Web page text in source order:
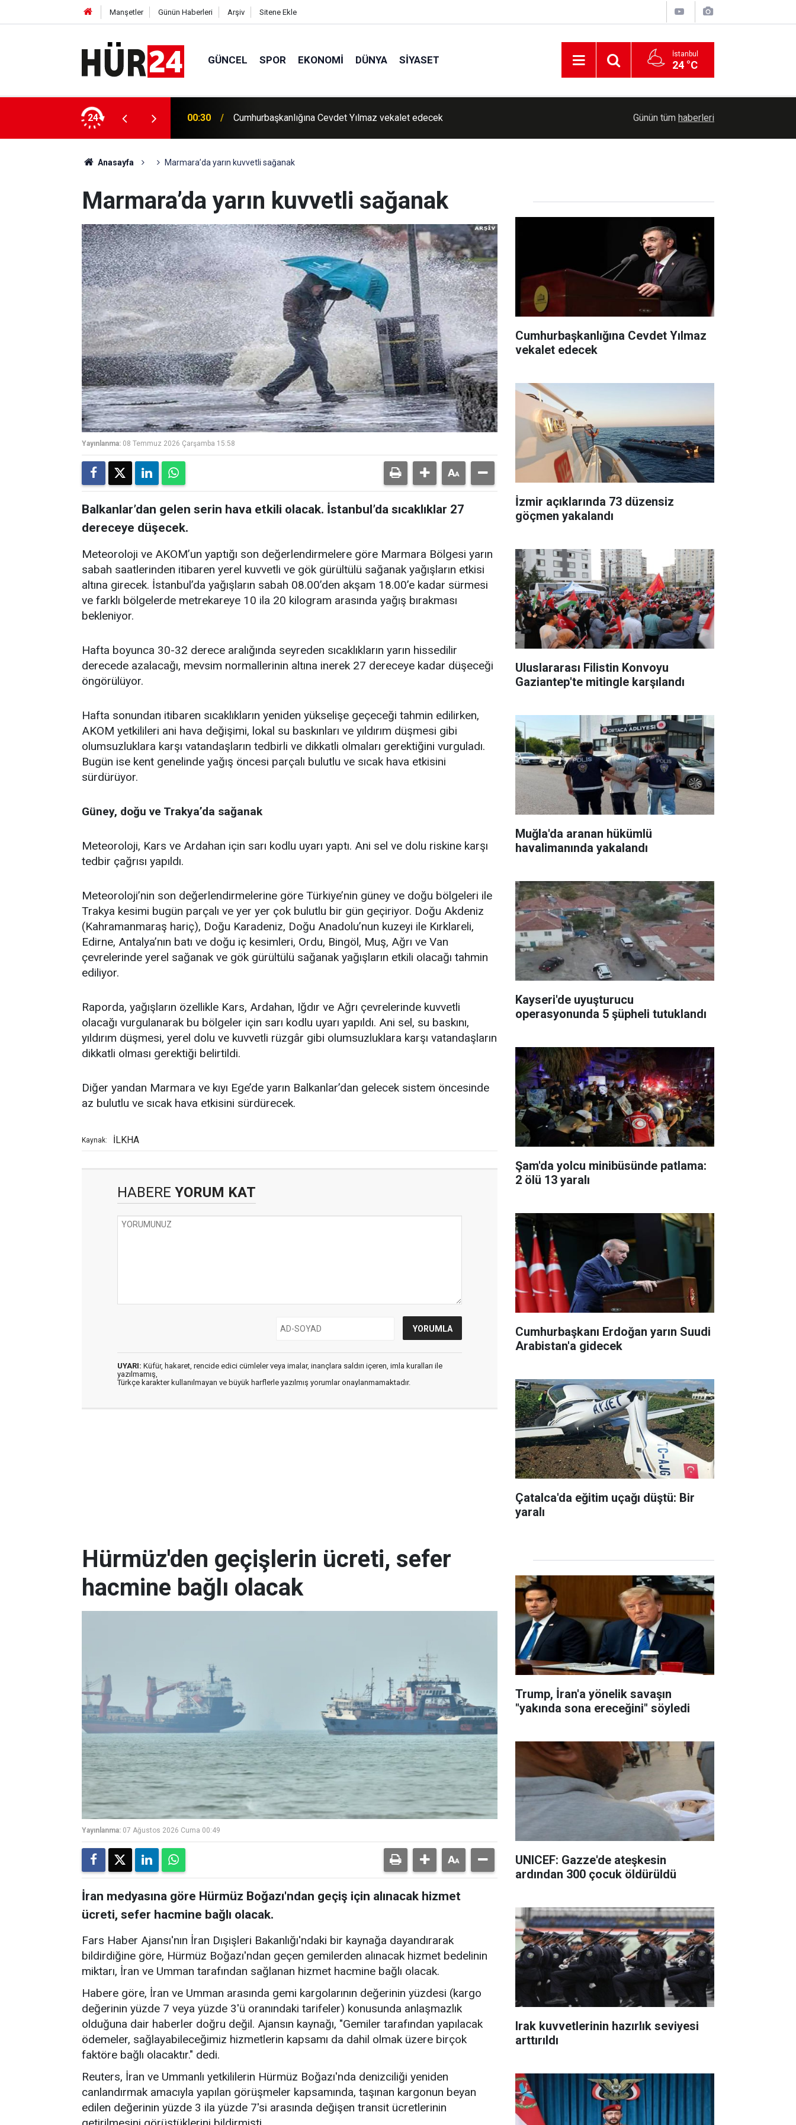
Manşetler Günün Haberleri Arşiv Sitene Ekle
GÜNCEL SPOR EKONOMI DÜNYA SIYASET İstanbul
24 °C
24 00:25 Meteorolojiden Toz Taşınımı Uyarısı İzmir açıklarında 73 düzensiz göçmen
Günün tüm haberleri
Anasayfa Marmara’da yarın kuvvetli sağanak
Marmara’da yarın kuvvetli sağanak
Yayınlanma: 08 Temmuz 2026 Çarşamba 15:58
Balkanlar’dan gelen serin hava etkili olacak. İstanbul’da sıcaklıklar 27
dereceye düşecek.
Meteoroloji ve AKOM’un yaptığı son değerlendirmelere göre Marmara Bölgesi yarın
sabah saatlerinden itibaren yerel kuvvetli ve gök gürültülü sağanak yağışların etkisi
altına girecek. İstanbul’da yağışların sabah 08.00’den akşam 18.00’e kadar sürmesi
ve farklı bölgelerde metrekareye 10 ila 20 kilogram arasında yağış bırakması
bekleniyor.
Hafta boyunca 30-32 derece aralığında seyreden sıcaklıkların yarın hissedilir
derecede azalacağı, mevsim normallerinin altına inerek 27 dereceye kadar düşeceği
öngörülüyor.
Hafta sonundan itibaren sıcaklıkların yeniden yükselişe geçeceği tahmin edilirken,
AKOM yetkilileri ani hava değişimi, lokal su baskınları ve yıldırım düşmesi gibi
olumsuzluklara karşı vatandaşların tedbirli ve dikkatli olmaları gerektiğini vurguladı.
Bugün ise kent genelinde yağış öncesi parçalı bulutlu ve sıcak hava etkisini
sürdürüyor.
Güney, doğu ve Trakya’da sağanak
Meteoroloji, Kars ve Ardahan için sarı kodlu uyarı yaptı. Ani sel ve dolu riskine karşı
tedbir çağrısı yapıldı.
Meteoroloji’nin son değerlendirmelerine göre Türkiye’nin güney ve doğu bölgeleri ile
Trakya kesimi bugün parçalı ve yer yer çok bulutlu bir gün geçiriyor. Doğu Akdeniz
(Kahramanmaraş hariç), Doğu Karadeniz, Doğu Anadolu’nun kuzeyi ile Kırklareli,
Edirne, Antalya’nın batı ve doğu iç kesimleri, Ordu, Bingöl, Muş, Ağrı ve Van
çevrelerinde yerel sağanak ve gök gürültülü sağanak yağışların etkili olacağı tahmin
ediliyor.
Raporda, yağışların özellikle Kars, Ardahan, Iğdır ve Ağrı çevrelerinde kuvvetli
olacağı vurgulanarak bu bölgeler için sarı kodlu uyarı yapıldı. Ani sel, su baskını,
yıldırım düşmesi, yerel dolu ve kuvvetli rüzgâr gibi olumsuzluklara karşı vatandaşların
dikkatli olması gerektiği belirtildi.
Diğer yandan Marmara ve kıyı Ege’de yarın Balkanlar’dan gelecek sistem öncesinde
az bulutlu ve sıcak hava etkisini sürdürecek.
Kaynak: İLKHA
HABERE YORUM KAT
UYARI: Küfür, hakaret, rencide edici cümleler veya imalar, inançlara saldırı içeren, imla kuralları ile
yazılmamış,
Türkçe karakter kullanılmayan ve büyük harflerle yazılmış yorumlar onaylanmamaktadır.
Cumhurbaşkanlığına Cevdet Yılmaz
vekalet edecek
İzmir açıklarında 73 düzensiz
göçmen yakalandı
Uluslararası Filistin Konvoyu
Gaziantep'te mitingle karşılandı
Muğla'da aranan hükümlü
havalimanında yakalandı
Kayseri'de uyuşturucu
operasyonunda 5 şüpheli tutuklandı
Şam'da yolcu minibüsünde patlama:
2 ölü 13 yaralı
Cumhurbaşkanı Erdoğan yarın Suudi
Arabistan'a gidecek
Çatalca'da eğitim uçağı düştü: Bir
yaralı
Hürmüz'den geçişlerin ücreti, sefer
hacmine bağlı olacak
Yayınlanma: 07 Ağustos 2026 Cuma 00:49
İran medyasına göre Hürmüz Boğazı'ndan geçiş için alınacak hizmet
ücreti, sefer hacmine bağlı olacak.
Fars Haber Ajansı'nın İran Dışişleri Bakanlığı'ndaki bir kaynağa dayandırarak
bildirdiğine göre, Hürmüz Boğazı'ndan geçen gemilerden alınacak hizmet bedelinin
miktarı, İran ve Umman tarafından sağlanan hizmet hacmine bağlı olacak.
Habere göre, İran ve Umman arasında gemi kargolarının değerinin yüzdesi (kargo
değerinin yüzde 7 veya yüzde 3'ü oranındaki tarifeler) konusunda anlaşmazlık
olduğuna dair haberler doğru değil. Ajansın kaynağı, "Gemiler tarafından yapılacak
ödemeler, sağlayabileceğimiz hizmetlerin kapsamı da dahil olmak üzere birçok
faktöre bağlı olacaktır." dedi.
Reuters, İran ve Ummanlı yetkililerin Hürmüz Boğazı'nda denizciliği yeniden
canlandırmak amacıyla yapılan görüşmeler kapsamında, taşınan kargonun beyan
edilen değerinin yüzde 3 ila yüzde 7'si arasında değişen transit ücretlerinin
Trump, İran'a yönelik savaşın
"yakında sona ereceğini" söyledi
UNICEF: Gazze'de ateşkesin
ardından 300 çocuk öldürüldü
Irak kuvvetlerinin hazırlık seviyesi
arttırıldı